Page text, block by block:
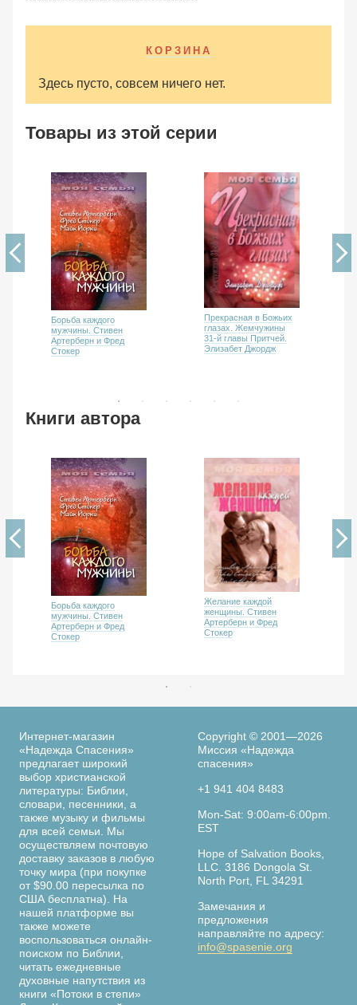
КОРЗИНА
Здесь пусто, совсем ничего нет.
Товары из этой серии
Борьба каждого
мужчины. Стивен
Артерберн и Фред
Стокер
Прекрасная в Божьих
глазах. Жемчужины
31-й главы Притчей.
Элизабет Джордж
Книги автора
Борьба каждого
мужчины. Стивен
Артерберн и Фред
Стокер
Желание каждой
женщины. Стивен
Артерберн и Фред
Стокер
Интернет-магазин
«Надежда Спасения»
предлагает широкий
выбор христианской
литературы: Библии,
словари, песенники, а
также музыку и фильмы
для всей семьи. Мы
осуществляем почтовую
доставку заказов в любую
точку мира (при покупке
от $90.00 пересылка по
США бесплатна). На
нашей платформе вы
также можете
воспользоваться онлайн-
поиском по Библии,
читать ежедневные
духовные напутствия из
книги «Потоки в степи»
Copyright © 2001—2026
Миссия «Надежда
спасения»
+1 941 404 8483
Mon-Sat: 9:00am-6:00pm.
EST
Hope of Salvation Books,
LLC. 3186 Dongola St.
North Port, FL 34291
Замечания и
предложения
направляйте по адресу:
info@spasenie.org